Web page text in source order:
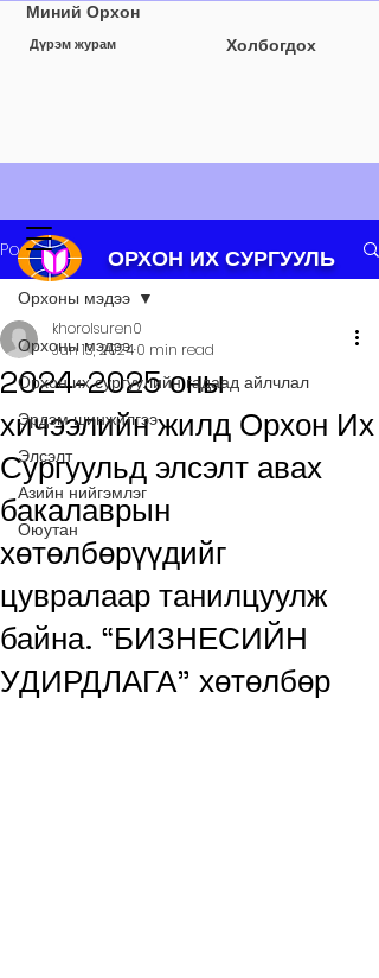
Дүрэм журам
Миний Орхон
Холбогдох
ОРХОН ИХ СУРГУУЛЬ
Post
Орхоны мэдээ
Орхон их сургуулийн гадаад айлчлал
Эрдэм шинжилгээ
Элсэлт
Азийн нийгэмлэг
Оюутан
Орхоны мэдээ
2024-2025 оны
хичээлийн жилд Орхон Их
Сургуульд элсэлт авах
бакалаврын
хөтөлбөрүүдийг
цувралаар танилцуулж
байна. “БИЗНЕСИЙН
УДИРДЛАГА” хөтөлбөр
khorolsuren0
Jun 13, 20240 min read